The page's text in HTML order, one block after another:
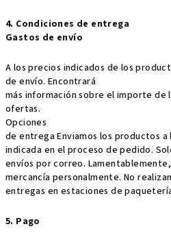
4. Condiciones de entrega
Gastos de envío
A los precios indicados de los
de envío. Encontrará
más información sobre el importe de
ofertas.
Opciones
de entrega Enviamos los productos
indicada en el proceso de pedido.
envíos por correo.
mercancía personalmente. No
entregas en estaciones de
5. Pago